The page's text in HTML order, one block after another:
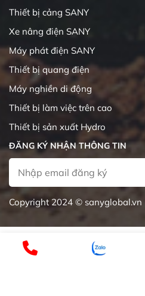
Thiết bị cảng SANY
Xe nâng điện SANY
Máy phát điện SANY
Thiết bị quang điện
Máy nghiền di động
Thiết bị làm việc trên cao
Thiết bị sản xuất Hydro
ĐĂNG KÝ NHẬN THÔNG TIN
Copyright 2024 © sanyglobal.vn